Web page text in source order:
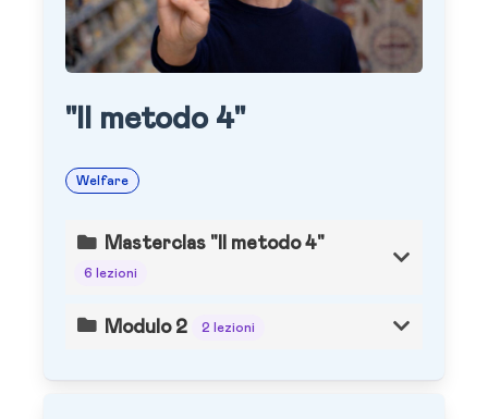
"Il metodo 4"
Welfare
Masterclas "Il metodo 4"
6 lezioni
Modulo 2 2 lezioni